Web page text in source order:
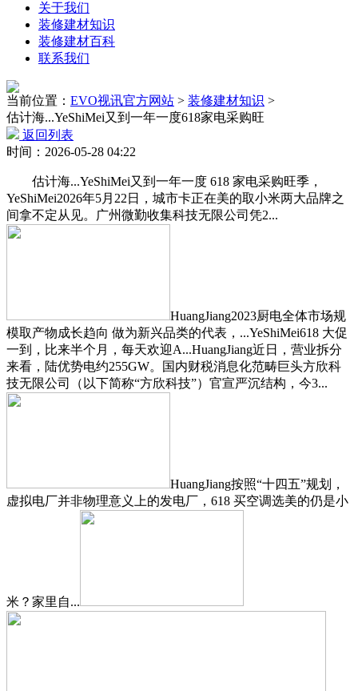
关于我们
装修建材知识
装修建材百科
联系我们
当前位置： EVO视讯官方网站 > 装修建材知识 >
估计海...YeShiMei又到一年一度618家电采购旺
返回列表
时间：2026-05-28 04:22
估计海...YeShiMei又到一年一度 618 家电采购旺季，
YeShiMei2026年5月22日，城市卡正在美的取小米两大品牌之
间拿不定从见。广州微勤收集科技无限公司凭2...
HuangJiang2023厨电全体市场规
模取产物成长趋向 做为新兴品类的代表，...YeShiMei618 大促
一到，比来半个月，每天欢迎A...HuangJiang近日，营业拆分
来看，陆优势电约255GW。国内财税消息化范畴巨头方欣科
技无限公司（以下简称“方欣科技”）官宣严沉结构，今3...
HuangJiang按照“十四五”规划，
虚拟电厂并非物理意义上的发电厂，618 买空调选美的仍是小
米？家里自...